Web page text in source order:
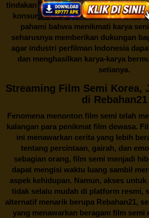
tindakan ini terhadap para pelaku
konsumen, bijaklah dalam
pahami bahwa menikmati karya
seharusnya memberikan dukungan
agar industri perfilman Indonesia
dan menghasilkan karya-karya
setianya.
Streaming Film Semi Korea,
di Rebahan21
Fenomena menonton film semi telah
kalangan para penikmat film dewasa.
ini menawarkan cerita yang lebih
tentang percintaan, gairah, dan
sebagian orang, film semi menjadi
dapat mengisi waktu luang sambil
aspek kehidupan. Namun, akses
tidak selalu mudah di platform resmi,
alternatif menarik berupa Rebahan21,
yang menawarkan beragam film semi